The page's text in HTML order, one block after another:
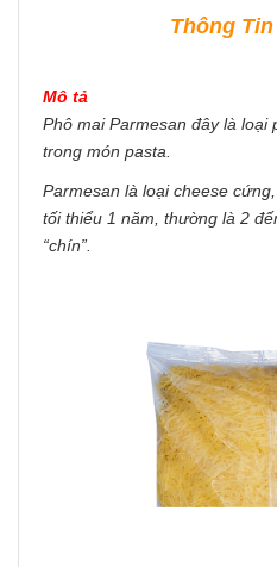
Thông
Mô tả
Phô mai Parmesan đây là loại
trong món pasta.
Parmesan là loại cheese
tối thiểu 1 năm, thường là 2
“chín”.